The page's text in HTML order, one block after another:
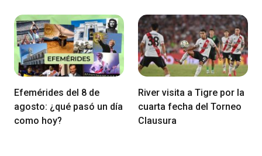
Efemérides del 8 de
agosto: ¿qué pasó un día
como hoy?
River visita a Tigre por la
cuarta fecha del Torneo
Clausura